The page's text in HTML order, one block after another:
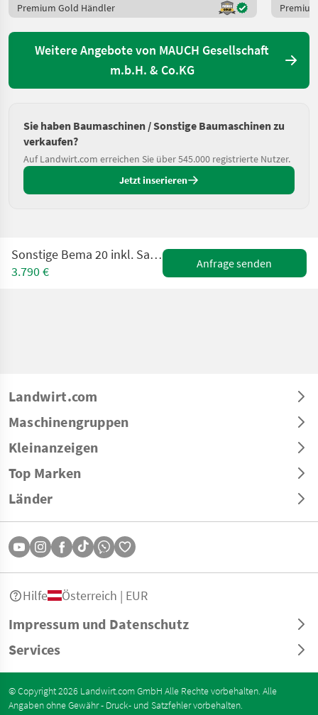
Premium Gold Händler
Weitere Angebote von MAUCH Gesellschaft
m.b.H. & Co.KG
Sie haben Baumaschinen / Sonstige Baumaschinen zu
verkaufen?
Auf Landwirt.com erreichen Sie über 545.000 registrierte Nutzer.
Jetzt inserieren
Sonstige Bema 20 inkl. Sammelwanne / Euro o.WM Aufnahme
3.790 €
Anfrage senden
Landwirt.com
Maschinengruppen
Kleinanzeigen
Top Marken
Länder
Impressum und Datenschutz
Services
Hilfe Österreich | EUR
© Copyright 2026 Landwirt.com GmbH Alle Rechte vorbehalten. Alle
Angaben ohne Gewähr - Druck- und Satzfehler vorbehalten.